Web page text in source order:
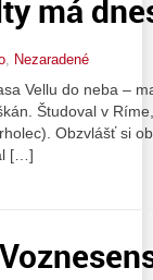
má
, Nezaradené
Vellu do neba –
Študoval v
Obzvlášť si
[…]